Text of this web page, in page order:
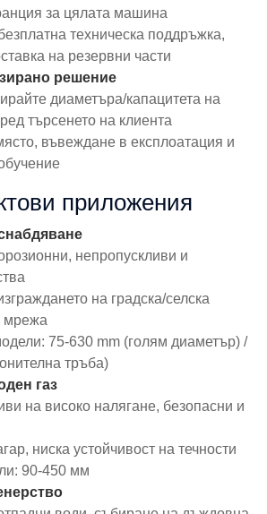
за цялата машина
техническа поддръжка,
на резервни части
решение
диаметъра/капацитета на
търсенето на клиента
въвеждане в експлоатация и
приложения
непропускливи и
на градска/селска
мрежа
75-630 mm (голям диаметър) /
тръба)
газ
на високо налягане, безопасни и
ниска устойчивост на течности
90-450 мм